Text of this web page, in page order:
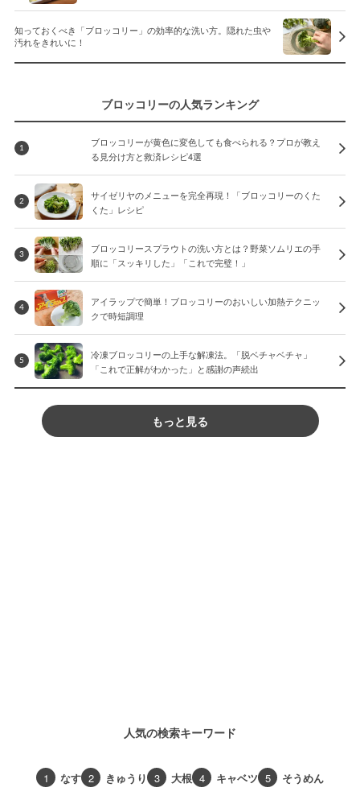
知っておくべき「ブロッコリー」の効率的な洗い方。隠れた虫や
汚れをきれいに！
ブロッコリーの人気ランキング
1
ブロッコリーが黄色に変色しても食べられる？プロが教え
る見分け方と救済レシピ4選
2
サイゼリヤのメニューを完全再現！「ブロッコリーのくた
くた」レシピ
3
ブロッコリースプラウトの洗い方とは？野菜ソムリエの手
順に「スッキリした」「これで完璧！」
4
アイラップで簡単！ブロッコリーのおいしい加熱テクニッ
クで時短調理
5
冷凍ブロッコリーの上手な解凍法。「脱ベチャベチャ」
「これで正解がわかった」と感謝の声続出
もっと見る
人気の検索キーワード
1 なす 2 きゅうり 3 大根 4 キャベツ 5 そうめん